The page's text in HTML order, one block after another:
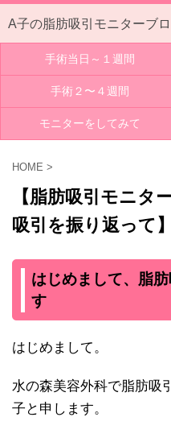
A子の脂肪吸引モニターブ
手術当日～１週間
手術２〜４週間
モニターをしてみて
HOME >
【脂肪吸引モニ
吸引を振り返って】
はじめまして、脂
す
はじめまして。
水の森美容外科で脂肪吸
子と申します。